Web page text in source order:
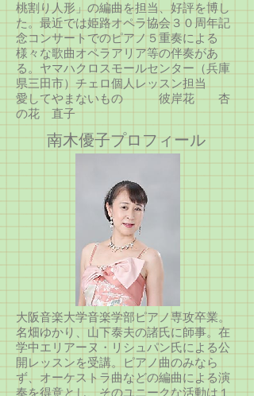
桃割り人形」の編曲を担当、好評を博し
た。最近では姫路オペラ協会３０周年記
念コンサートでのピアノ５重奏による
様々な歌曲オペラアリア等の伴奏があ
る。ヤマハクロスモールセンター（兵庫
県三田市）チェロ個人レッスン担当
​愛してやまないもの 彼岸花 杏
の花 直子
​南木優子プロフィール
大阪音楽大学音楽学部ピアノ専攻卒業。
名畑ゆかり、山下泰夫の諸氏に師事。在
学中エリアーヌ・リシュパン氏による公
開レッスンを受講。ピアノ曲のみなら
ず、オーケストラ曲などの編曲による演